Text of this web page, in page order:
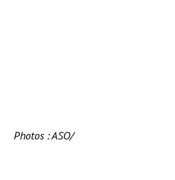
Photos : ASO/